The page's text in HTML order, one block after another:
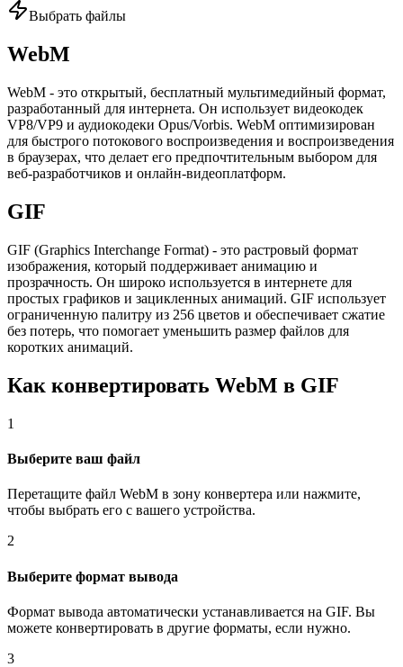
Выбрать файлы
WebM
WebM - это открытый, бесплатный мультимедийный формат,
разработанный для интернета. Он использует видеокодек
VP8/VP9 и аудиокодеки Opus/Vorbis. WebM оптимизирован
для быстрого потокового воспроизведения и воспроизведения
в браузерах, что делает его предпочтительным выбором для
веб-разработчиков и онлайн-видеоплатформ.
GIF
GIF (Graphics Interchange Format) - это растровый формат
изображения, который поддерживает анимацию и
прозрачность. Он широко используется в интернете для
простых графиков и зацикленных анимаций. GIF использует
ограниченную палитру из 256 цветов и обеспечивает сжатие
без потерь, что помогает уменьшить размер файлов для
коротких анимаций.
Как конвертировать WebM в GIF
1
Выберите ваш файл
Перетащите файл WebM в зону конвертера или нажмите,
чтобы выбрать его с вашего устройства.
2
Выберите формат вывода
Формат вывода автоматически устанавливается на GIF. Вы
можете конвертировать в другие форматы, если нужно.
3